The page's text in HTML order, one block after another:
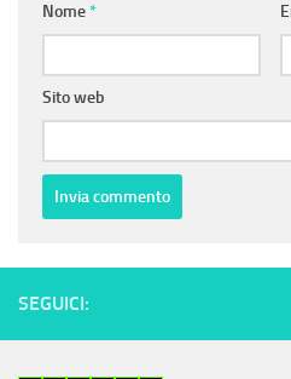
Nome*
Sito web
SEGUICI: